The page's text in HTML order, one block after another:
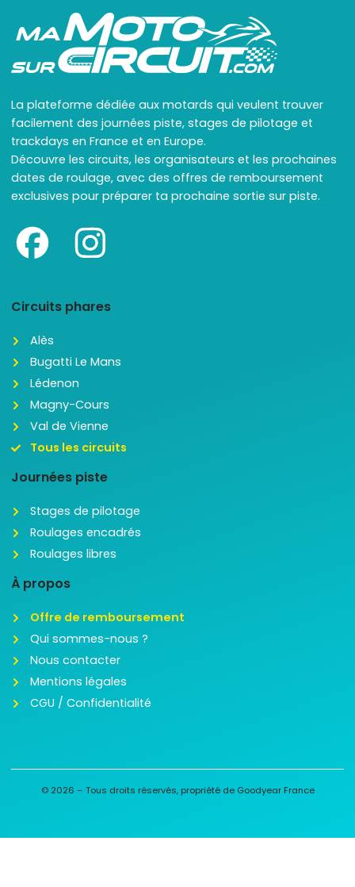
La plateforme dédiée aux motards qui veulent trouver
facilement des journées piste, stages de pilotage et
trackdays en France et en Europe.
Découvre les circuits, les organisateurs et les prochaines
dates de roulage, avec des offres de remboursement
exclusives pour préparer ta prochaine sortie sur piste.
Circuits phares
Alès
Bugatti Le Mans
Lédenon
Magny-Cours
Val de Vienne
Tous les circuits
Journées piste
Stages de pilotage
Roulages encadrés
Roulages libres
À propos
Offre de remboursement
Qui sommes-nous ?
Nous contacter
Mentions légales
CGU / Confidentialité
© 2026 – Tous droits réservés, propriété de Goodyear France